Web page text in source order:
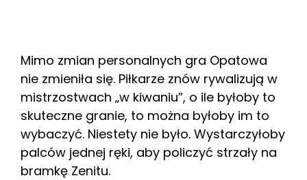
Mimo zmian personalnych gra Opatowa
nie zmieniła się. Piłkarze znów rywalizują w
mistrzostwach „w kiwaniu”, o ile byłoby to
skuteczne granie, to można byłoby im to
wybaczyć. Niestety nie było. Wystarczyłoby
palców jednej ręki, aby policzyć strzały na
bramkę Zenitu.